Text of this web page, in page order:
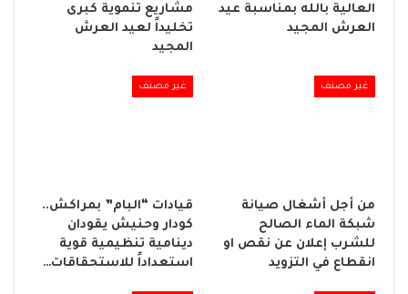
العالية بالله بمناسبة عيد
العرش المجيد
مشاريع تنموية كبرى
تخليداً لعيد العرش
المجيد
غير مصنف
من أجل أشغال صيانة
شبكة الماء الصالح
للشرب إعلان عن نقص او
انقطاع في التزويد
غير مصنف
قيادات “البام” بمراكش..
كودار وحنيش يقودان
دينامية تنظيمية قوية
استعداداً للاستحقاقات…